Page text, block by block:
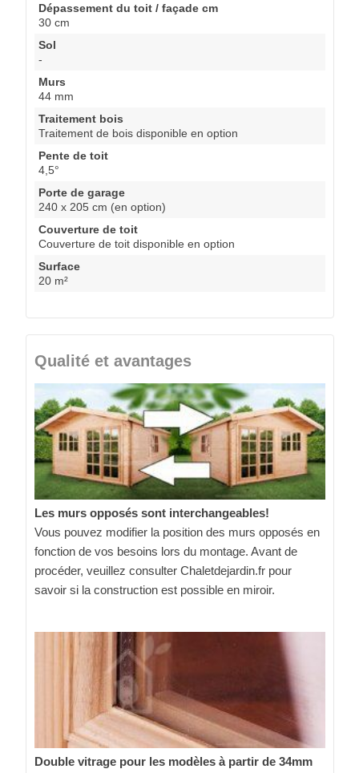
Dépassement du toit / façade cm
30 cm
Sol
-
Murs
44 mm
Traitement bois
Traitement de bois disponible en option
Pente de toit
4,5°
Porte de garage
240 x 205 cm (en option)
Couverture de toit
Couverture de toit disponible en option
Surface
20 m²
Qualité et avantages
Les murs opposés sont interchangeables!
Vous pouvez modifier la position des murs opposés en
fonction de vos besoins lors du montage. Avant de
procéder, veuillez consulter Chaletdejardin.fr pour
savoir si la construction est possible en miroir.
Double vitrage pour les modèles à partir de 34mm